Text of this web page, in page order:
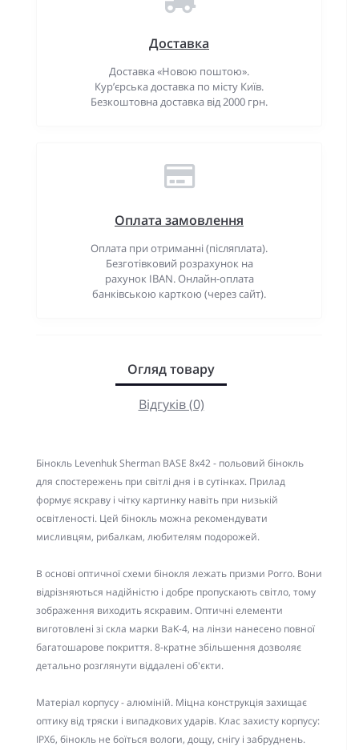
Доставка
Доставка «Новою поштою».
Кур’єрська доставка по місту Київ.
Безкоштовна доставка від 2000 грн.
Оплата замовлення
Оплата при отриманні (післяплата).
Безготівковий розрахунок на
рахунок IBAN. Онлайн-оплата
банківською карткою (через сайт).
Огляд товару
Відгуків (0)
Бінокль Levenhuk Sherman BASE 8x42 - польовий бінокль
для спостережень при світлі дня і в сутінках. Прилад
формує яскраву і чітку картинку навіть при низькій
освітленості. Цей бінокль можна рекомендувати
мисливцям, рибалкам, любителям подорожей.
В основі оптичної схеми бінокля лежать призми Porro. Вони
відрізняються надійністю і добре пропускають світло, тому
зображення виходить яскравим. Оптичні елементи
виготовлені зі скла марки BaK-4, на лінзи нанесено повної
багатошарове покриття. 8-кратне збільшення дозволяє
детально розглянути віддалені об'єкти.
Матеріал корпусу - алюміній. Міцна конструкція захищає
оптику від тряски і випадкових ударів. Клас захисту корпусу:
IPX6, бінокль не боїться вологи, дощу, снігу і забруднень.